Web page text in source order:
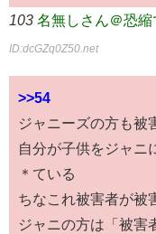
103 名無しさん＠恐縮
ID:dcGZq0Z50.net
>>54
ジャニーズの方も被
自分が子供をジャニ
＊ている
ちなこれ被害者が被
ジャニの方は「被害